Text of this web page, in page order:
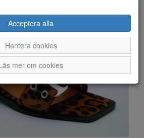
Acceptera alla
Hantera cookies
mer om cookies